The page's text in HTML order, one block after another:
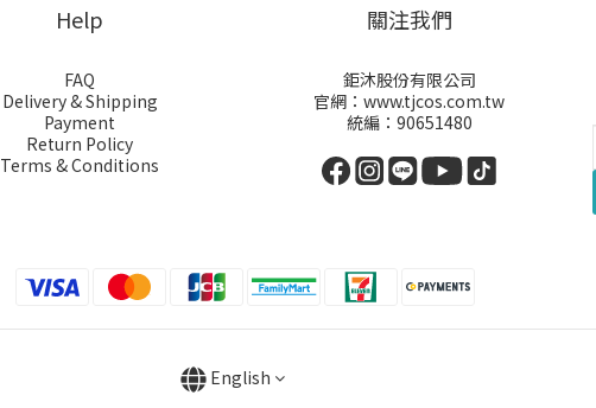
Help
FAQ
Delivery & Shipping
Payment
Return Policy
Terms & Conditions
關注我們
鉅沐股份有限公司
官網：www.tjcos.com.tw
統編：90651480
English